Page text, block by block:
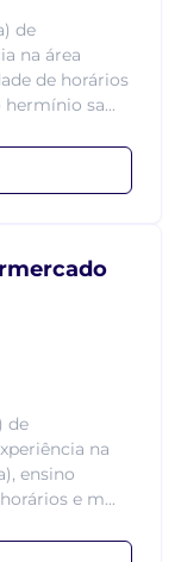
de
na área
de horários
sa...
de
na
ensino
e m...